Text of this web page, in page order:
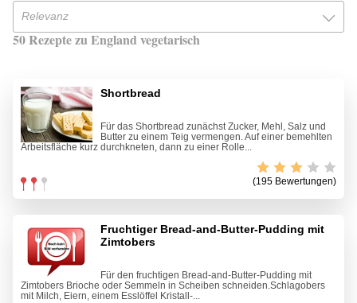
Relevanz
50 Rezepte zu England vegetarisch
Shortbread
Für das Shortbread zunächst Zucker, Mehl, Salz und
Butter zu einem Teig vermengen. Auf einer bemehlten
Arbeitsfläche kurz durchkneten, dann zu einer Rolle...
(195 Bewertungen)
Fruchtiger Bread-and-Butter-Pudding mit
Zimtobers
Für den fruchtigen Bread-and-Butter-Pudding mit
Zimtobers Brioche oder Semmeln in Scheiben schneiden.Schlagobers
mit Milch, Eiern, einem Esslöffel Kristall-...